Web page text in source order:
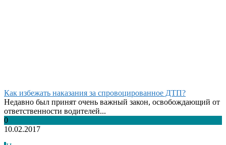
Как избежать наказания за спровоцированное ДТП?
Недавно был принят очень важный закон, освобождающий от
ответственности водителей...
0
10.02.2017